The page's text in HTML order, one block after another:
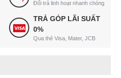
Đổi trả linh hoạt nhanh chóng
TRẢ GÓP LÃI SUẤT
0%
Qua thẻ Visa, Mater, JCB